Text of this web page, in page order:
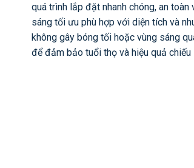
quá trình lắp đặt nhanh chóng, an
sáng tối ưu phù hợp với diện tích và
không gây bóng tối hoặc vùng sáng
để đảm bảo tuổi thọ và hiệu quả chiếu